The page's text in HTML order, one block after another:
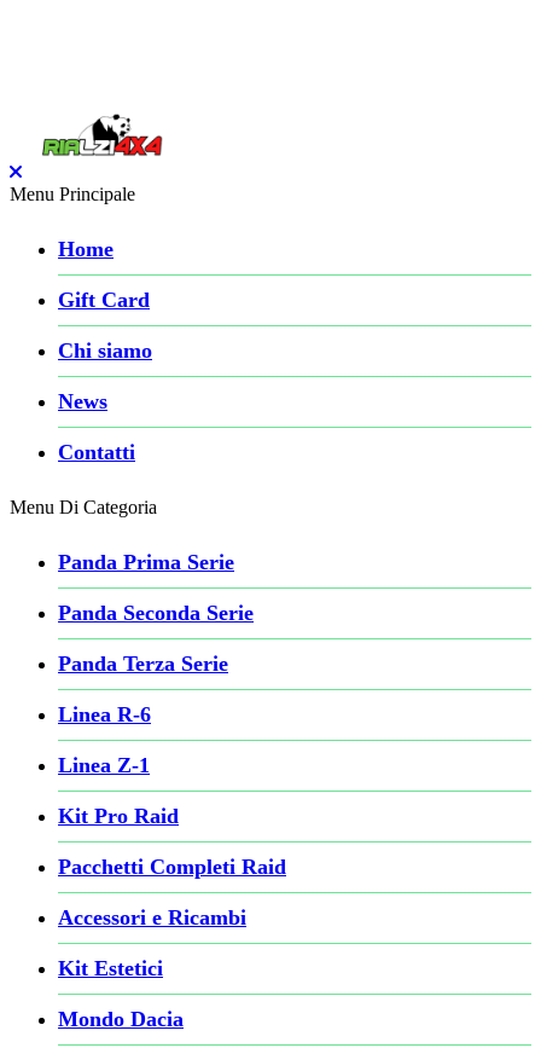
Menu Principale
Home
Gift Card
Chi siamo
News
Contatti
Menu Di Categoria
Panda Prima Serie
Panda Seconda Serie
Panda Terza Serie
Linea R-6
Linea Z-1
Kit Pro Raid
Pacchetti Completi Raid
Accessori e Ricambi
Kit Estetici
Mondo Dacia